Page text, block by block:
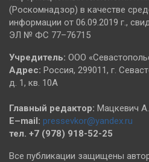
(Роскомнадзор) в качестве
информации от 06.09.2019 г.,
ЭЛ № ФС 77–76715
Учредитель: ООО
Адрес: Россия, 299011, г.
д. 1, кв. 10А
Главный редактор: Мацкевич
E–mail: pressevkor@yandex.ru
тел. +7 (978) 918-52-25
Все публикации защищены